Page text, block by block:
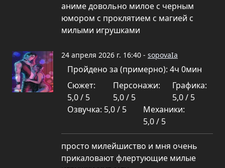
аниме довольно милое с черным
юмором с проклятием с магией с
милыми игрушками
24 апреля 2026 г. 16:40 - sopovaIa
Пройдено за (примерно): 4ч 0мин
Сюжет:
5,0 / 5
Персонажи:
5,0 / 5
Графика:
5,0 / 5
Озвучка: 5,0 / 5
Механики:
5,0 / 5
просто милейшиство и мня очень
прикаловают флертующие милые